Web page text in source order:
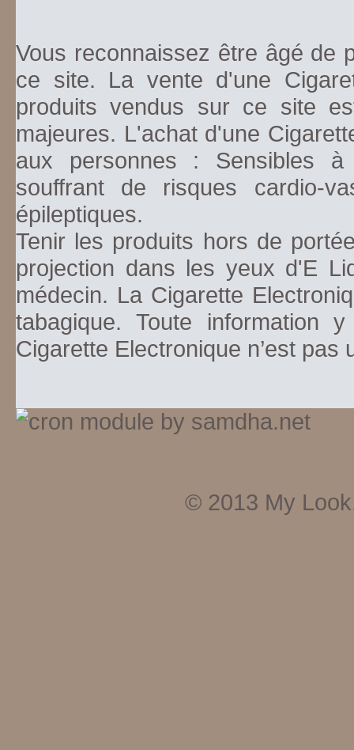
Vous reconnaissez être âgé de
ce site. La vente d'une
produits vendus sur ce site
majeures. L'achat d'une
aux personnes : Sensibles
souffrant de risques cardio-
épileptiques.
Tenir les produits hors de
projection dans les yeux d'E
médecin. La Cigarette
tabagique. Toute information
Cigarette Electronique n’est pas
© 2013 My Look